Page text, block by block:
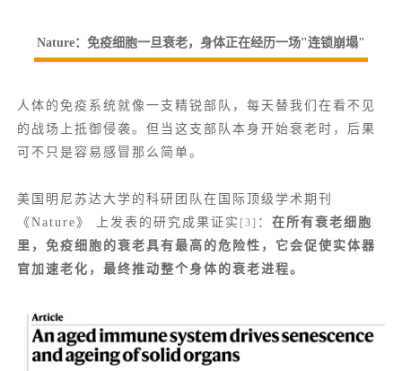
Nature：免疫细胞一旦衰老，身体正在经历一场"连锁崩塌"
人体的免疫系统就像一支精锐部队，每天替我们在看不见
的战场上抵御侵袭。但当这支部队本身开始衰老时，后果
可不只是容易感冒那么简单。
美国明尼苏达大学的科研团队在国际顶级学术期刊
《Nature》 上发表的研究成果证实 [3] ： 在所有衰老细胞
里，免疫细胞的衰老具有最高的危险性，它会促使实体器
官加速老化，最终推动整个身体的衰老进程。